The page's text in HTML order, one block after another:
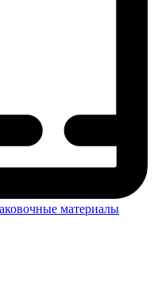
материалы